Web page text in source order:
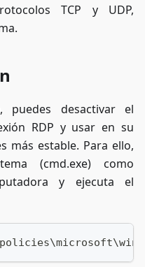
TCP y UDP,
puedes desactivar el
RDP y usar en su
más estable. Para ello,
(cmd.exe) como
y ejecuta el